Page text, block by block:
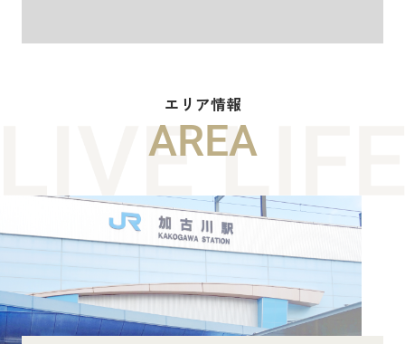
エリア情報
AREA